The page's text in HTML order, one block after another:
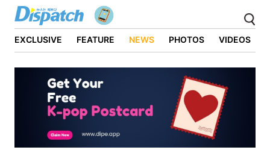
EXCLUSIVE FEATURE NEWS PHOTOS VIDEOS